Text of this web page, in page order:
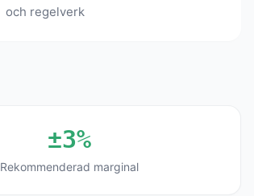
och regelverk
±3%
Rekommenderad marginal